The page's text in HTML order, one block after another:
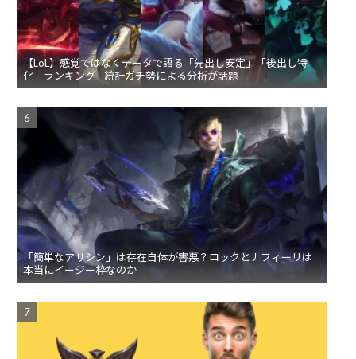
【LoL】感覚ではなくデータで語る「先出し安定」「後出し特
化」ランキング - 統計ガチ勢による分析が話題
「簡単なアサシン」は存在自体が害悪？ロックとナフィーリは
本当にイージー枠なのか